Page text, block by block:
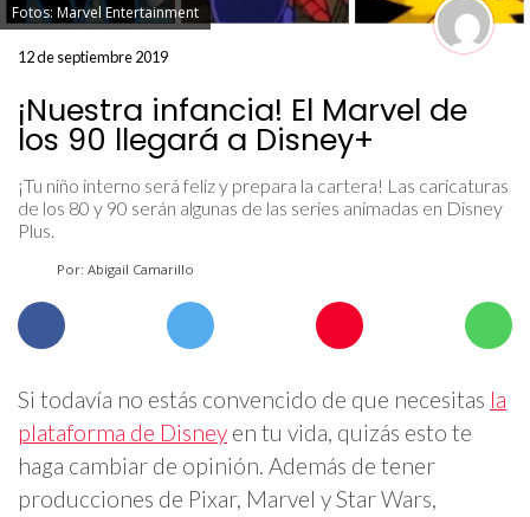
Fotos: Marvel Entertainment
12 de septiembre 2019
¡Nuestra infancia! El Marvel de
los 90 llegará a Disney+
¡Tu niño interno será feliz y prepara la cartera! Las caricaturas
de los 80 y 90 serán algunas de las series animadas en Disney
Plus.
Por: Abigail Camarillo
Si todavía no estás convencido de que necesitas la
plataforma de Disney en tu vida, quizás esto te
haga cambiar de opinión. Además de tener
producciones de Pixar, Marvel y Star Wars,